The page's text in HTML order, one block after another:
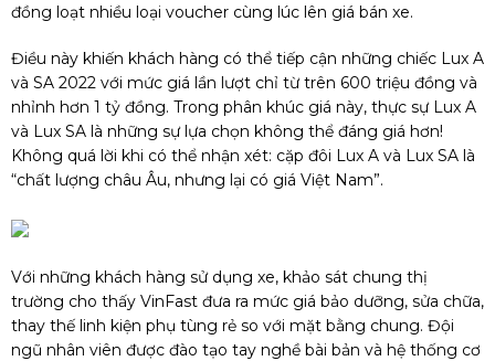
đồng loạt nhiều loại voucher cùng lúc lên giá bán xe.
Điều này khiến khách hàng có thể tiếp cận những chiếc Lux A
và SA 2022 với mức giá lần lượt chỉ từ trên 600 triệu đồng và
nhỉnh hơn 1 tỷ đồng. Trong phân khúc giá này, thực sự Lux A
và Lux SA là những sự lựa chọn không thể đáng giá hơn!
Không quá lời khi có thể nhận xét: cặp đôi Lux A và Lux SA là
“chất lượng châu Âu, nhưng lại có giá Việt Nam”.
Với những khách hàng sử dụng xe, khảo sát chung thị
trường cho thấy VinFast đưa ra mức giá bảo dưỡng, sửa chữa,
thay thế linh kiện phụ tùng rẻ so với mặt bằng chung. Đội
ngũ nhân viên được đào tạo tay nghề bài bản và hệ thống cơ